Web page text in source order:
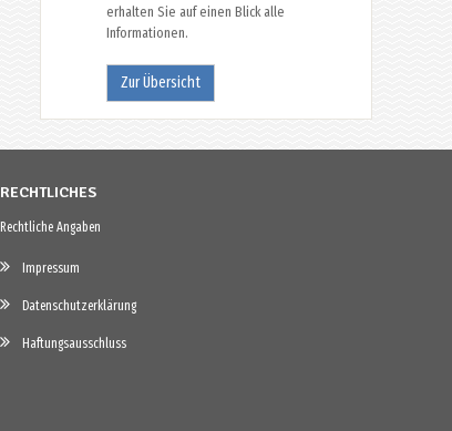
erhalten Sie auf einen Blick alle
Informationen.
Zur Übersicht
RECHTLICHES
Rechtliche Angaben
Impressum
Datenschutzerklärung
Haftungsausschluss